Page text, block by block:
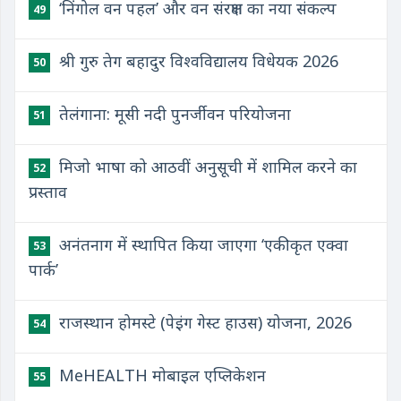
49 ‘निंगोल वन पहल’ और वन संरक्षण का नया संकल्प
50 श्री गुरु तेग बहादुर विश्वविद्यालय विधेयक 2026
51 तेलंगाना: मूसी नदी पुनर्जीवन परियोजना
52
मिजो भाषा को आठवीं अनुसूची में शामिल करने का
प्रस्ताव
53
अनंतनाग में स्थापित किया जाएगा ‘एकीकृत एक्वा
पार्क’
54 राजस्थान होमस्टे (पेइंग गेस्ट हाउस) योजना, 2026
55 MeHEALTH मोबाइल एप्लिकेशन